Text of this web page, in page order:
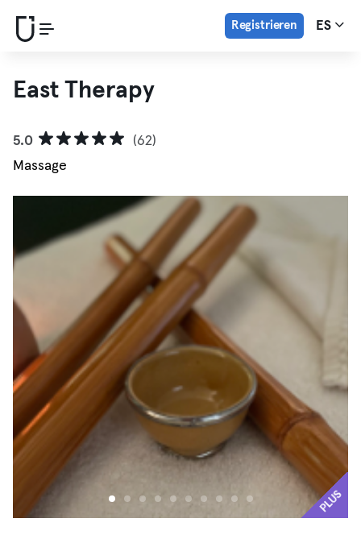
Registrieren ES
East Therapy
5.0
(62)
Massage
PLUS